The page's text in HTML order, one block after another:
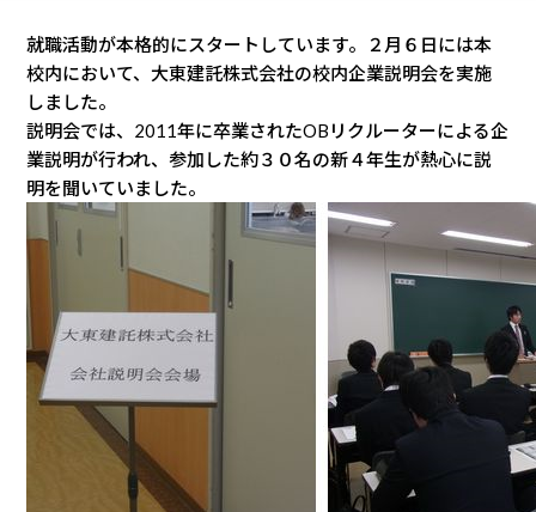
就職活動が本格的にスタートしています。２月６日には本
校内において、大東建託株式会社の校内企業説明会を実施
しました。
説明会では、2011年に卒業されたOBリクルーターによる企
業説明が行われ、参加した約３０名の新４年生が熱心に説
明を聞いていました。